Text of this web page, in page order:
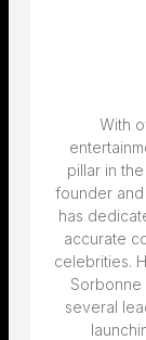
With
pillar in
founder
has
accurate
celebrities.
Sorbonne
several